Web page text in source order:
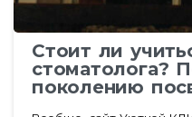
Стоит ли
стоматолога?
поколению